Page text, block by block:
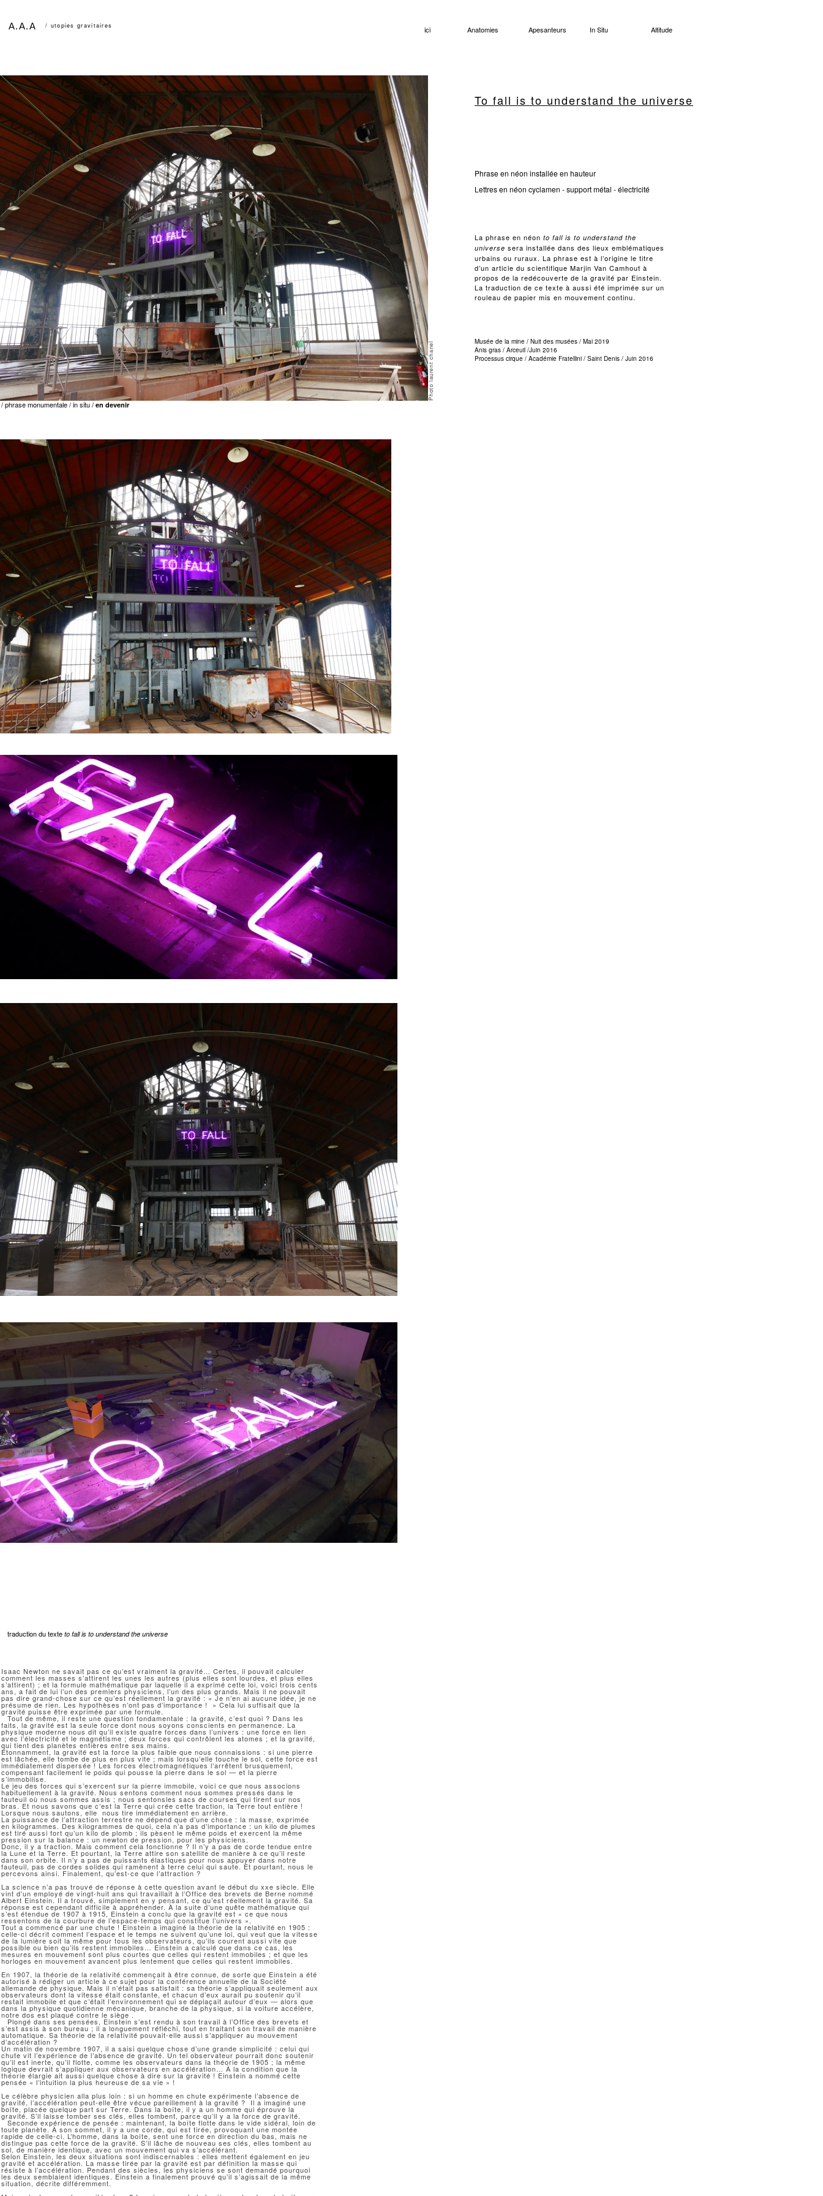
A.A.A / utopies gravitaires ici Anatomies Apesanteurs In Situ Altitude
Photo laurent chanel
To fall is to understand the universe
Phrase en néon installée en hauteur
Lettres en néon cyclamen - support métal - électricité
La phrase en néon to fall is to understand the
universe sera installée dans des lieux emblématiques
urbains ou ruraux. La phrase est à l’origine le titre
d’un article du scientifique Marjin Van Camhout à
propos de la redécouverte de la gravité par Einstein.
La traduction de ce texte à aussi été imprimée sur un
rouleau de papier mis en mouvement continu.
Musée de la mine / Nuit des musées / Mai 2019
Anis gras / Arceuil /Juin 2016
Processus cirque / Académie Fratellini / Saint Denis / Juin 2016
/ phrase monumentale/ in situ / en devenir
traduction du texte to fall is to understand the universe
Isaac Newton ne savait pas ce qu’est vraiment la gravité… Certes, il pouvait calculer
comment les masses s’attirent les unes les autres (plus elles sont lourdes, et plus elles
s’attirent) ; et la formule mathématique par laquelle il a exprimé cette loi, voici trois cents
ans, a fait de lui l’un des premiers physiciens, l’un des plus grands. Mais il ne pouvait
pas dire grand-chose sur ce qu’est réellement la gravité : « Je n’en ai aucune idée, je ne
présume de rien. Les hypothèses n’ont pas d’importance ! » Cela lui suffisait que la
gravité puisse être exprimée par une formule.
Tout de même, il reste une question fondamentale : la gravité, c’est quoi ? Dans les
faits, la gravité est la seule force dont nous soyons conscients en permanence. La
physique moderne nous dit qu’il existe quatre forces dans l’univers : une force en lien
avec l’électricité et le magnétisme ; deux forces qui contrôlent les atomes ; et la gravité,
qui tient des planètes entières entre ses mains.
Étonnamment, la gravité est la force la plus faible que nous connaissions : si une pierre
est lâchée, elle tombe de plus en plus vite ; mais lorsqu’elle touche le sol, cette force est
immédiatement dispersée ! Les forces électromagnétiques l’arrêtent brusquement,
compensant facilement le poids qui pousse la pierre dans le sol — et la pierre
s’immobilise.
Le jeu des forces qui s’exercent sur la pierre immobile, voici ce que nous associons
habituellement à la gravité. Nous sentons comment nous sommes pressés dans le
fauteuil où nous sommes assis ; nous sentonsles sacs de courses qui tirent sur nos
bras. Et nous savons que c’est la Terre qui crée cette traction, la Terre tout entière !
Lorsque nous sautons, elle nous tire immédiatement en arrière.
La puissance de l’attraction terrestre ne dépend que d’une chose : la masse, exprimée
en kilogrammes. Des kilogrammes de quoi, cela n’a pas d’importance : un kilo de plumes
est tiré aussi fort qu’un kilo de plomb ; ils pèsent le même poids et exercent la même
pression sur la balance : un newton de pression, pour les physiciens.
Donc, il y a traction. Mais comment cela fonctionne ? Il n’y a pas de corde tendue entre
la Lune et la Terre. Et pourtant, la Terre attire son satellite de manière à ce qu’il reste
dans son orbite. Il n’y a pas de puissants élastiques pour nous appuyer dans notre
fauteuil, pas de cordes solides qui ramènent à terre celui qui saute. Et pourtant, nous le
percevons ainsi. Finalement, qu’est-ce que l’attraction ?
La science n’a pas trouvé de réponse à cette question avant le début du xxe siècle. Elle
vint d’un employé de vingt-huit ans qui travaillait à l’Office des brevets de Berne nommé
Albert Einstein. Il a trouvé, simplement en y pensant, ce qu’est réellement la gravité. Sa
réponse est cependant difficile à appréhender. À la suite d’une quête mathématique qui
s’est étendue de 1907 à 1915, Einstein a conclu que la gravité est « ce que nous
ressentons de la courbure de l’espace-temps qui constitue l’univers ».
Tout a commencé par une chute ! Einstein a imaginé la théorie de la relativité en 1905 :
celle-ci décrit comment l’espace et le temps ne suivent qu’une loi, qui veut que la vitesse
de la lumière soit la même pour tous les observateurs, qu’ils courent aussi vite que
possible ou bien qu’ils restent immobiles… Einstein a calculé que dans ce cas, les
mesures en mouvement sont plus courtes que celles qui restent immobiles ; et que les
horloges en mouvement avancent plus lentement que celles qui restent immobiles.
En 1907, la théorie de la relativité commençait à être connue, de sorte que Einstein a été
autorisé à rédiger un article à ce sujet pour la conférence annuelle de la Société
allemande de physique. Mais il n’était pas satisfait : sa théorie s’appliquait seulement aux
observateurs dont la vitesse était constante, et chacun d’eux aurait pu soutenir qu’il
restait immobile et que c’était l’environnement qui se déplaçait autour d’eux ― alors que
dans la physique quotidienne mécanique, branche de la physique, si la voiture accélère,
notre dos est plaqué contre le siège .
Plongé dans ses pensées, Einstein s’est rendu à son travail à l’Office des brevets et
s’est assis à son bureau ; il a longuement réfléchi, tout en traitant son travail de manière
automatique. Sa théorie de la relativité pouvait-elle aussi s’appliquer au mouvement
d’accélération ?
Un matin de novembre 1907, il a saisi quelque chose d’une grande simplicité : celui qui
chute vit l’expérience de l’absence de gravité. Un tel observateur pourrait donc soutenir
qu’il est inerte, qu’il flotte, comme les observateurs dans la théorie de 1905 ; la même
logique devrait s’appliquer aux observateurs en accélération… À la condition que la
théorie élargie ait aussi quelque chose à dire sur la gravité ! Einstein a nommé cette
pensée « l’intuition la plus heureuse de sa vie » !
Le célèbre physicien alla plus loin : si un homme en chute expérimente l’absence de
gravité, l’accélération peut-elle être vécue pareillement à la gravité ? Il a imaginé une
boîte, placée quelque part sur Terre. Dans la boîte, il y a un homme qui éprouve la
gravité. S’il laisse tomber ses clés, elles tombent, parce qu’il y a la force de gravité.
Seconde expérience de pensée : maintenant, la boîte flotte dans le vide sidéral, loin de
toute planète. À son sommet, il y a une corde, qui est tirée, provoquant une montée
rapide de celle-ci. L’homme, dans la boîte, sent une force en direction du bas, mais ne
distingue pas cette force de la gravité. S’il lâche de nouveau ses clés, elles tombent au
sol, de manière identique, avec un mouvement qui va s’accélérant.
Selon Einstein, les deux situations sont indiscernables : elles mettent également en jeu
gravité et accélération. La masse tirée par la gravité est par définition la masse qui
résiste à l’accélération. Pendant des siècles, les physiciens se sont demandé pourquoi
les deux semblaient identiques. Einstein a finalement prouvé qu’il s’agissait de la même
situation, décrite différemment.